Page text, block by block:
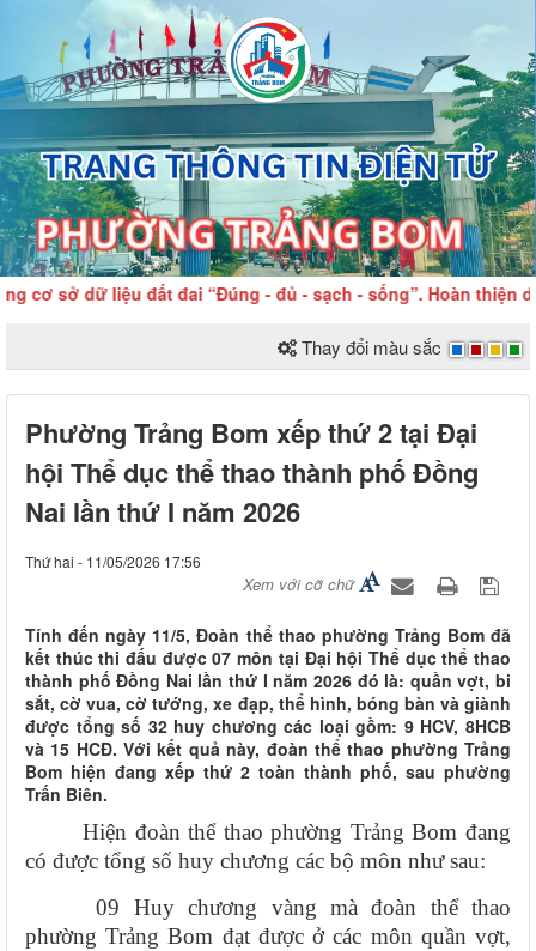
sở dữ liệu đất đai “Đúng - đủ - sạch - sống”. Hoàn thiện dữ
Thay đổi màu sắc
Phường Trảng Bom xếp thứ 2 tại Đại
hội Thể dục thể thao thành phố Đồng
Nai lần thứ I năm 2026
Thứ hai - 11/05/2026 17:56
Xem với cỡ chữ
Tính đến ngày 11/5, Đoàn thể thao phường Trảng Bom đã
kết thúc thi đấu được 07 môn tại Đại hội Thể dục thể thao
thành phố Đồng Nai lần thứ I năm 2026 đó là: quần vợt, bi
sắt, cờ vua, cờ tướng, xe đạp, thể hình, bóng bàn và giành
được tổng số 32 huy chương các loại gồm: 9 HCV, 8HCB
và 15 HCĐ. Với kết quả này, đoàn thể thao phường Trảng
Bom hiện đang xếp thứ 2 toàn thành phố, sau phường
Trấn Biên.
Hiện đoàn thể thao phường Trảng Bom đang
có được tổng số huy chương các bộ môn như sau:
09 Huy chương vàng mà đoàn thể thao
phường Trảng Bom đạt được ở các môn quần vợt,